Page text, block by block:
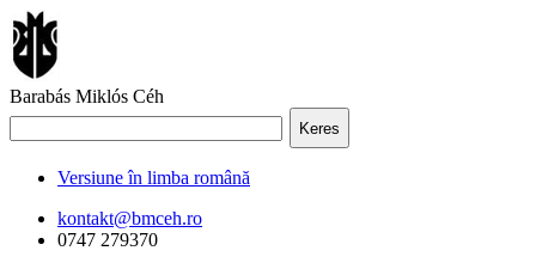
Barabás Miklós Céh
Keres
Versiune în limba română
kontakt@bmceh.ro
0747 279370